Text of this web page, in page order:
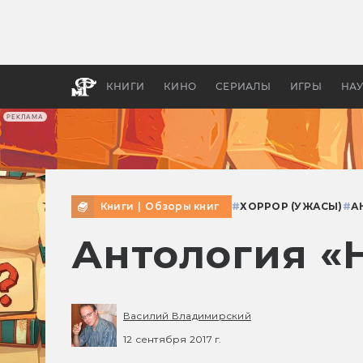
РЕКЛАМА
КНИГИ КИНО СЕРИАЛЫ ИГРЫ
бы
Книги Обзоры книг #ХОРРОР (УЖАСЫ) #
Антология
Василий Владимирский
12 сентября 2017 г.